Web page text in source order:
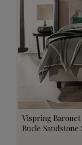
Vispring Baronet
Bucle